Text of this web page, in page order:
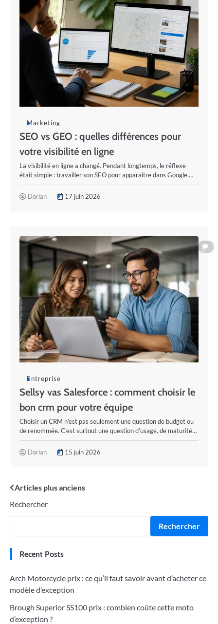
Marketing
SEO vs GEO : quelles différences pour
votre visibilité en ligne
La visibilité en ligne a changé. Pendant longtemps, le réflexe
était simple : travailler son SEO pour apparaître dans Google.…
Dorian 17 juin 2026
0
Entreprise
Sellsy vas Salesforce : comment choisir le
bon crm pour votre équipe
Choisir un CRM n’est pas seulement une question de budget ou
de renommée. C’est surtout une question d’usage, de maturité…
Dorian 15 juin 2026
Navigation
des
Articles plus anciens
Rechercher
Rechercher
Recent Posts
Arch Motorcycle prix : ce qu’il faut savoir avant d’acheter ce
modèle d’exception
Brough Superior SS100 prix : combien coûte cette moto
d’exception ?